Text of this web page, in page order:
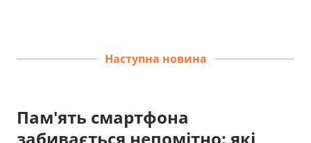
Наступна новина
Пам'ять смартфона